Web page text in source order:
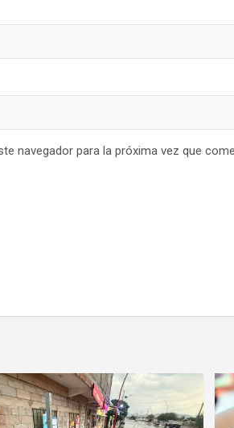
navegador para la próxima vez que